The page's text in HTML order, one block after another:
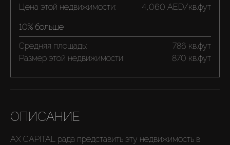
Цена этой недвижимости:
4,060 AED/кв.фут
10% больше
Средняя площадь:
786 кв.фут
Размер этой недвижимости:
870 кв.фут
ОПИСАНИЕ
AX CAPITAL рада представить эту недвижимость в